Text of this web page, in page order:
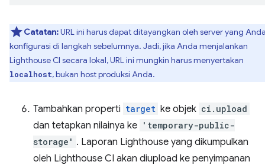
Catatan:URL ini harus dapat ditayangkan oleh server yang
konfigurasi di langkah sebelumnya. Jadi, jika Anda menjalankan
Lighthouse CI secara lokal, URL ini mungkin harus menyertakan
localhost, bukan host produksi Anda.
Tambahkan properti target ke objek ci.upload
dan tetapkan nilainya ke 'temporary-public-
storage' . Laporan Lighthouse yang dikumpulkan
oleh Lighthouse CI akan diupload ke penyimpanan